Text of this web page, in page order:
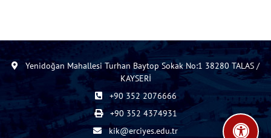
Yenidoğan Mahallesi Turhan Baytop Sokak No:1 38280 TALAS /
KAYSERİ
+90 352 2076666
+90 352 4374931
kik@erciyes.edu.tr